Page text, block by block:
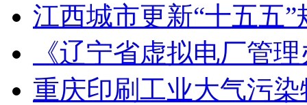
江西城市更新“十五五
《辽宁省虚拟电厂管
重庆印刷工业大气污